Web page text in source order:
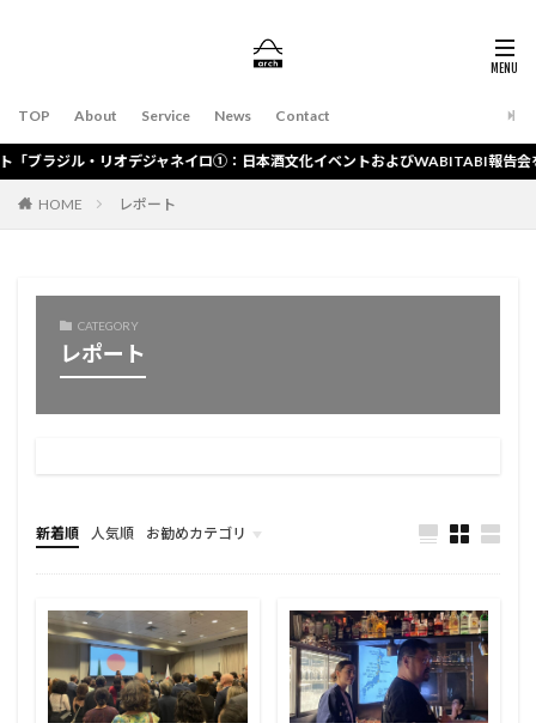
TOP About Service News Contact
ジル・リオデジャネイロ①：日本酒文化イベントおよびWABITABI報告会を実施
HOME レポート
CATEGORY
レポート
新着順 人気順 お勧めカテゴリ
総合